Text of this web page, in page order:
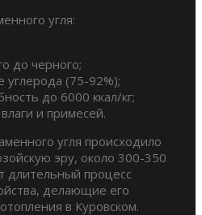
угля:
до черного;
углерода (75-92%);
до 6000 ккал/кг;
и примесей.
угля происходило
эру, около 300-350
длительный процесс
делающие его
в Куровском.